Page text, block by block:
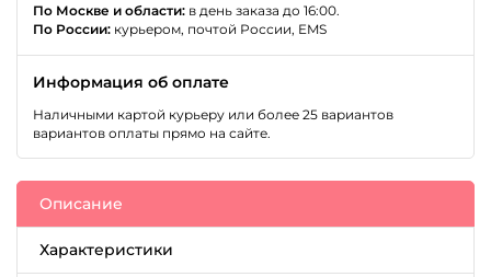
По Москве и области: в день заказа до 16:00.
По России: курьером, почтой России, EMS
Информация об оплате
Наличными картой курьеру или более 25 вариантов
вариантов оплаты прямо на сайте.
Описание
Характеристики